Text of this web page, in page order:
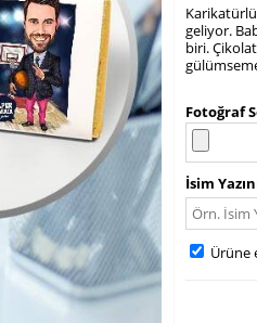
geliyor.
biri.
Fotoğraf
İsim
Ürüne